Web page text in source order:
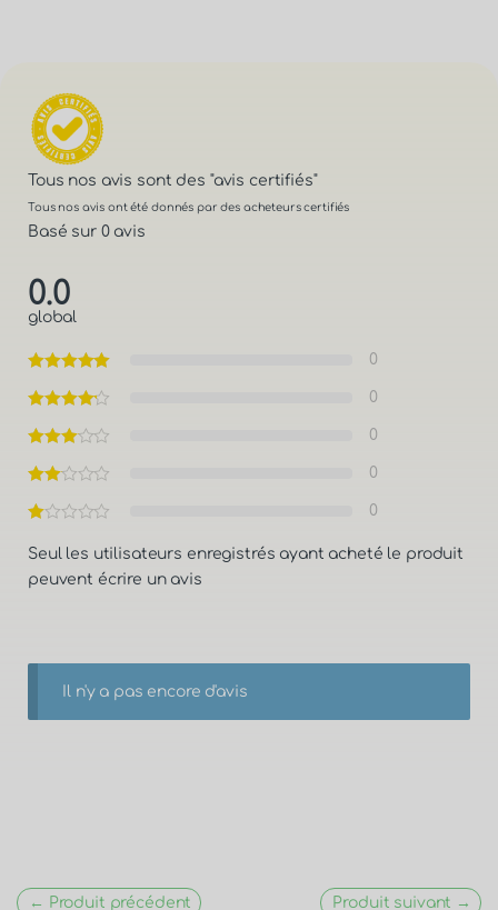
Tous nos avis sont des "avis certifiés"
Tous nos avis ont été donnés par des acheteurs certifiés
Basé sur 0 avis
0.0
global
0
0
0
0
0
Seul les utilisateurs enregistrés ayant acheté le produit
peuvent écrire un avis
Il n'y a pas encore d'avis
← Produit précédent Produit suivant →